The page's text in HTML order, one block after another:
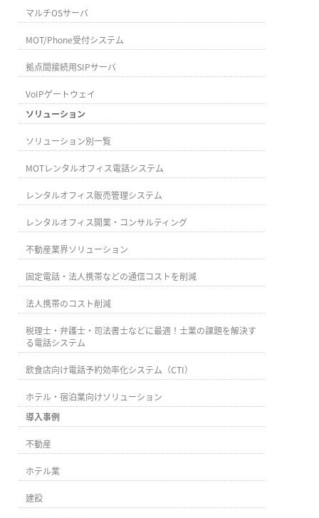
マルチOSサーバ
MOT/Phone受付システム
拠点間接続用SIPサーバ
VoIPゲートウェイ
ソリューション
ソリューション別一覧
MOTレンタルオフィス電話システム
レンタルオフィス販売管理システム
レンタルオフィス開業・コンサルティング
不動産業界ソリューション
固定電話・法人携帯などの通信コストを削減
法人携帯のコスト削減
税理士・弁護士・司法書士などに最適！士業の課題を解決す
る電話システム
飲食店向け電話予約効率化システム（CTI）
ホテル・宿泊業向けソリューション
導入事例
不動産
ホテル業
建設